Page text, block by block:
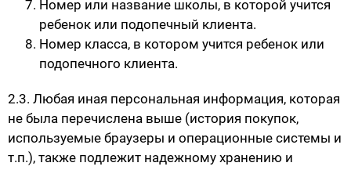
Номер или название школы, в которой учится
ребенок или подопечный клиента.
Номер класса, в котором учится ребенок или
подопечного клиента.
2.3. Любая иная персональная информация, которая
не была перечислена выше (история покупок,
используемые браузеры и операционные системы и
т.п.), также подлежит надежному хранению и